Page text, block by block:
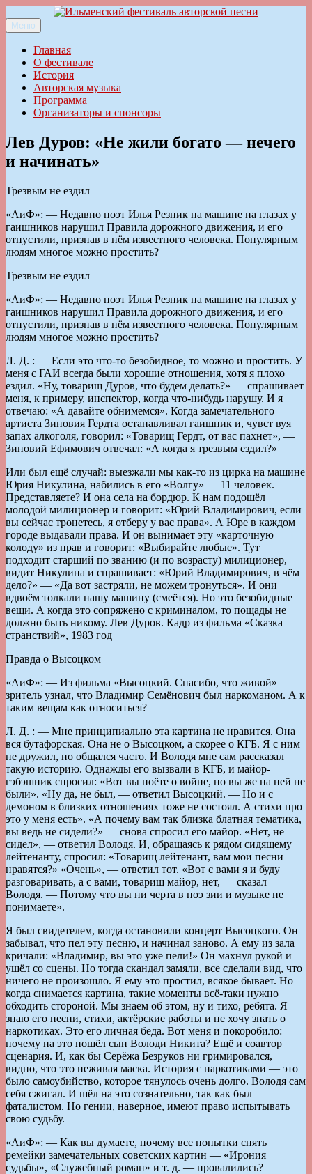
к
содержимому
Ильменский фестиваль авторской песни
Меню
Главная
О фестивале
История
Авторская музыка
Программа
Организаторы и спонсоры
Лев Дуров: «Не жили богато — нечего
и начинать»
Трезвым не ездил
«АиФ»: — Недавно поэт Илья Резник на машине на глазах у
гаишников нарушил Правила дорожного движения, и его
отпустили, признав в нём известного человека. Популярным
людям многое можно простить?
Трезвым не ездил
«АиФ»: — Недавно поэт Илья Резник на машине на глазах у
гаишников нарушил Правила дорожного движения, и его
отпустили, признав в нём известного человека. Популярным
людям многое можно простить?
Л. Д. : — Если это что-то безобидное, то можно и простить. У
меня с ГАИ всегда были хорошие отношения, хотя я плохо
ездил. «Ну, товарищ Дуров, что будем делать?» — спрашивает
меня, к примеру, инспектор, когда что-нибудь нарушу. И я
отвечаю: «А давайте обнимемся». Когда замечательного
артиста Зиновия Гердта останавливал гаишник и, чувст вуя
запах алкоголя, говорил: «Товарищ Гердт, от вас пахнет», —
Зиновий Ефимович отвечал: «А когда я трезвым ездил?»
Или был ещё случай: выезжали мы как-то из цирка на машине
Юрия Никулина, набились в его «Волгу» — 11 человек.
Представляете? И она села на бордюр. К нам подошёл
молодой милиционер и говорит: «Юрий Владимирович, если
вы сейчас тронетесь, я отберу у вас права». А Юре в каждом
городе выдавали права. И он вынимает эту «карточную
колоду» из прав и говорит: «Выбирайте любые». Тут
подходит старший по званию (и по возрасту) милиционер,
видит Никулина и спрашивает: «Юрий Владимирович, в чём
дело?» — «Да вот застряли, не можем тронуться». И они
вдвоём толкали нашу машину (смеётся). Но это безобидные
вещи. А когда это сопряжено с криминалом, то пощады не
должно быть никому. Лев Дуров. Кадр из фильма «Сказка
странствий», 1983 год
Правда о Высоцком
«АиФ»: — Из фильма «Высоцкий. Спасибо, что живой»
зритель узнал, что Владимир Семёнович был наркоманом. А к
таким вещам как относиться?
Л. Д. : — Мне принципиально эта картина не нравится. Она
вся бутафорская. Она не о Высоцком, а скорее о КГБ. Я с ним
не дружил, но общался часто. И Володя мне сам рассказал
такую историю. Однажды его вызвали в КГБ, и майор-
гэбэшник спросил: «Вот вы поёте о войне, но вы же на ней не
были». «Ну да, не был, — ответил Высоцкий. — Но и с
демоном в близких отношениях тоже не состоял. А стихи про
это у меня есть». «А почему вам так близка блатная тематика,
вы ведь не сидели?» — снова спросил его майор. «Нет, не
сидел», — ответил Володя. И, обращаясь к рядом сидящему
лейтенанту, спросил: «Товарищ лейтенант, вам мои песни
нравятся?» «Очень», — ответил тот. «Вот с вами я и буду
разговаривать, а с вами, товарищ майор, нет, — сказал
Володя. — Потому что вы ни черта в поэ зии и музыке не
понимаете».
Я был свидетелем, когда остановили концерт Высоцкого. Он
забывал, что пел эту песню, и начинал заново. А ему из зала
кричали: «Владимир, вы это уже пели!» Он махнул рукой и
ушёл со сцены. Но тогда скандал замяли, все сделали вид, что
ничего не произошло. Я ему это простил, всякое бывает. Но
когда снимается картина, такие моменты всё-таки нужно
обходить стороной. Мы знаем об этом, ну и тихо, ребята. Я
знаю его песни, стихи, актёрские работы и не хочу знать о
наркотиках. Это его личная беда. Вот меня и покоробило:
почему на это пошёл сын Володи Никита? Ещё и соавтор
сценария. И, как бы Серёжа Безруков ни гримировался,
видно, что это неживая маска. История с наркотиками — это
было самоубийство, которое тянулось очень долго. Володя сам
себя сжигал. И шёл на это сознательно, так как был
фаталистом. Но гении, наверное, имеют право испытывать
свою судьбу.
«АиФ»: — Как вы думаете, почему все попытки снять
ремейки замечательных советских картин — «Ирония
судьбы», «Служебный роман» и т. д. — провалились?